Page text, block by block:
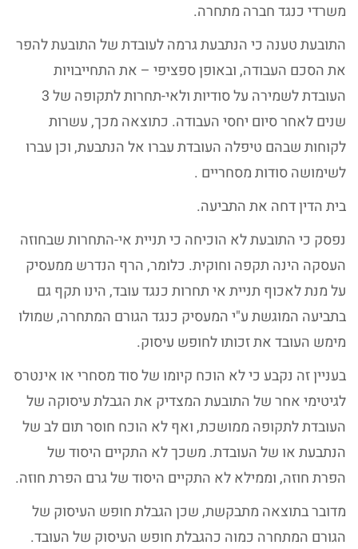
משרדי כנגד חברה מתחרה.
התובעת טענה כי הנתבעת גרמה לעובדת של התובעת להפר
את הסכם העבודה, ובאופן ספציפי – את התחייבויות
העובדת לשמירה על סודיות ולאי-תחרות לתקופה של 3
שנים לאחר סיום יחסי העבודה. כתוצאה מכך, עשרות
לקוחות שבהם טיפלה העובדת עברו אל הנתבעת, וכן עברו
לשימושה סודות מסחריים .
בית הדין דחה את התביעה.
נפסק כי התובעת לא הוכיחה כי תניית אי-התחרות שבחוזה
העסקה הינה תקפה וחוקית. כלומר, הרף הנדרש ממעסיק
על מנת לאכוף תניית אי תחרות כנגד עובד, הינו תקף גם
בתביעה המוגשת ע"י המעסיק כנגד הגורם המתחרה, שמולו
מימש העובד את זכותו לחופש עיסוק.
בעניין זה נקבע כי לא הוכח קיומו של סוד מסחרי או אינטרס
לגיטימי אחר של התובעת המצדיק את הגבלת עיסוקה של
העובדת לתקופה ממושכת, ואף לא הוכח חוסר תום לב של
הנתבעת או של העובדת. משכך לא התקיים היסוד של
הפרת חוזה, וממילא לא התקיים היסוד של גרם הפרת חוזה.
מדובר בתוצאה מתבקשת, שכן הגבלת חופש העיסוק של
הגורם המתחרה כמוה כהגבלת חופש העיסוק של העובד.